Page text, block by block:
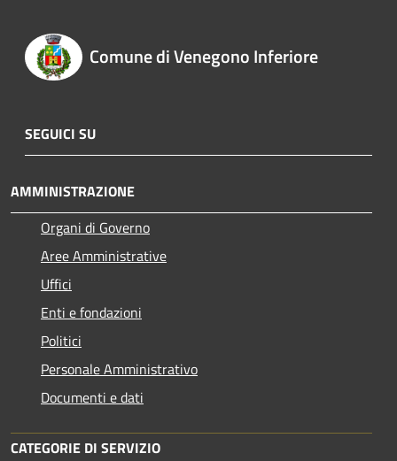
Comune di Venegono Inferiore
SEGUICI SU
AMMINISTRAZIONE
Organi di Governo
Aree Amministrative
Uffici
Enti e fondazioni
Politici
Personale Amministrativo
Documenti e dati
CATEGORIE DI SERVIZIO